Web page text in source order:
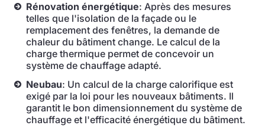
Rénovation énergétique: Après des mesures
telles que l'isolation de la façade ou le
remplacement des fenêtres, la demande de
chaleur du bâtiment change. Le calcul de la
charge thermique permet de concevoir un
système de chauffage adapté.
Neubau: Un calcul de la charge calorifique est
exigé par la loi pour les nouveaux bâtiments. Il
garantit le bon dimensionnement du système de
chauffage et l'efficacité énergétique du bâtiment.